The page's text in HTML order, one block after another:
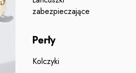
zabezpieczające
Perły
Kolczyki